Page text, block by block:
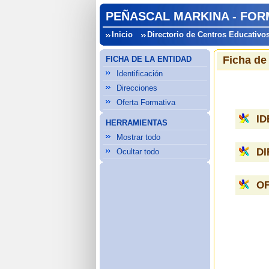
PEÑASCAL MARKINA -
Inicio Directorio de Centros
FICHA DE LA ENTIDAD
Identificación
Direcciones
Oferta Formativa
HERRAMIENTAS
Mostrar todo
Ocultar todo
Ficha